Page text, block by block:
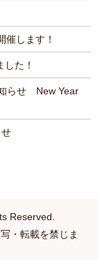
催します！
た！
知らせ New Year
Reserved.
・転載を禁じま